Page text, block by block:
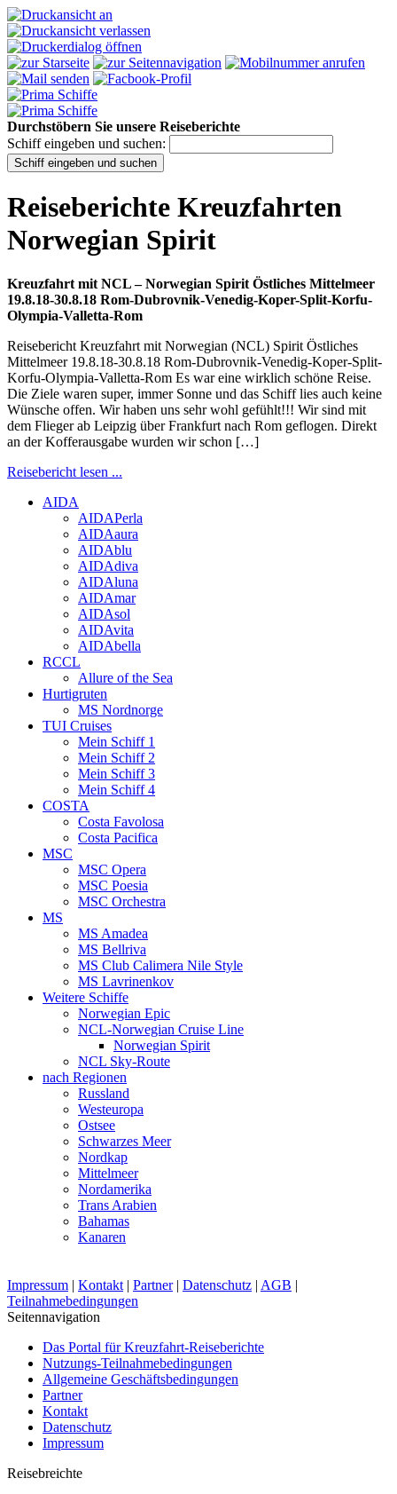
Durchstöbern Sie unsere Reiseberichte
Schiff eingeben und suchen:
Reiseberichte Kreuzfahrten
Norwegian Spirit
Kreuzfahrt mit NCL – Norwegian Spirit Östliches Mittelmeer
19.8.18-30.8.18 Rom-Dubrovnik-Venedig-Koper-Split-Korfu-
Olympia-Valletta-Rom
Reisebericht Kreuzfahrt mit Norwegian (NCL) Spirit Östliches
Mittelmeer 19.8.18-30.8.18 Rom-Dubrovnik-Venedig-Koper-Split-
Korfu-Olympia-Valletta-Rom Es war eine wirklich schöne Reise.
Die Ziele waren super, immer Sonne und das Schiff lies auch keine
Wünsche offen. Wir haben uns sehr wohl gefühlt!!! Wir sind mit
dem Flieger ab Leipzig über Frankfurt nach Rom geflogen. Direkt
an der Kofferausgabe wurden wir schon […]
Reisebericht lesen ...
AIDA
AIDAPerla
AIDAaura
AIDAblu
AIDAdiva
AIDAluna
AIDAmar
AIDAsol
AIDAvita
AIDAbella
RCCL
Allure of the Sea
Hurtigruten
MS Nordnorge
TUI Cruises
Mein Schiff 1
Mein Schiff 2
Mein Schiff 3
Mein Schiff 4
COSTA
Costa Favolosa
Costa Pacifica
MSC
MSC Opera
MSC Poesia
MSC Orchestra
MS
MS Amadea
MS Bellriva
MS Club Calimera Nile Style
MS Lavrinenkov
Weitere Schiffe
Norwegian Epic
NCL-Norwegian Cruise Line
Norwegian Spirit
NCL Sky-Route
nach Regionen
Russland
Westeuropa
Ostsee
Schwarzes Meer
Nordkap
Mittelmeer
Nordamerika
Trans Arabien
Bahamas
Kanaren
Impressum | Kontakt | Partner| Datenschutz | AGB |
Teilnahmebedingungen
Seitennavigation
Das Portal für Kreuzfahrt-Reiseberichte
Nutzungs-Teilnahmebedingungen
Allgemeine Geschäftsbedingungen
Partner
Kontakt
Datenschutz
Impressum
Reisebreichte